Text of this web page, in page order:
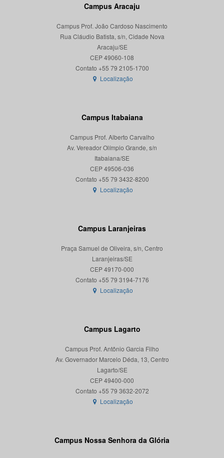
Campus Aracaju
Campus Prof. João Cardoso Nascimento
Rua Cláudio Batista, s/n, Cidade Nova
Aracaju/SE
CEP 49060-108
Localização
Campus Itabaiana
Campus Prof. Alberto Carvalho
Av. Vereador Olímpio Grande, s/n
Itabaiana/SE
CEP 49506-036
Localização
Campus Laranjeiras
Praça Samuel de Oliveira, s/n, Centro
Laranjeiras/SE
CEP 49170-000
Localização
Campus Lagarto
Campus Prof. Antônio Garcia Filho
Av. Governador Marcelo Déda, 13, Centro
Lagarto/SE
CEP 49400-000
Localização
Campus Nossa Senhora da Glória